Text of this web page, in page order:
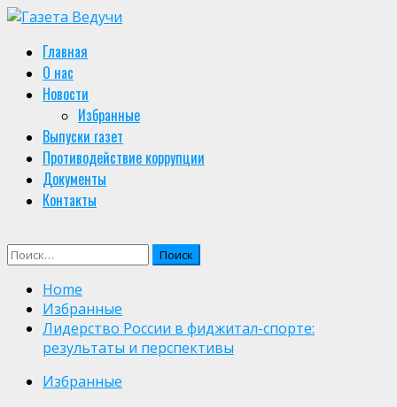
Skip
content
Primary
Menu
Главная
О нас
Новости
Избранные
Выпуски газет
Противодействие коррупции
Документы
Контакты
Найти:
Home
Избранные
Лидерство России в фиджитал-спорте:
результаты и перспективы
Избранные